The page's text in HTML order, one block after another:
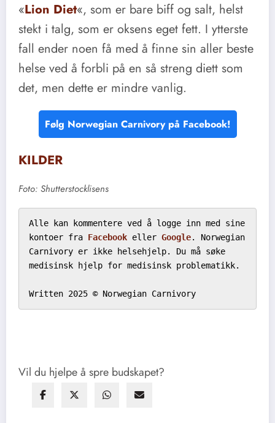
«Lion Diet«, som er bare biff og salt, helst
stekt i talg, som er oksens eget fett. I ytterste
fall ender noen få med å finne sin aller beste
helse ved å forbli på en så streng diett som
det, men dette er mindre vanlig.
Følg Norwegian Carnivory på Facebook!
KILDER
Foto: Shutterstocklisens
Alle kan kommentere ved å logge inn med sine
kontoer fra Facebook eller Google. Norwegian
Carnivory er ikke helsehjelp. Du må søke
medisinsk hjelp for medisinsk problematikk.
Written 2025 © Norwegian Carnivory
Vil du hjelpe å spre budskapet?